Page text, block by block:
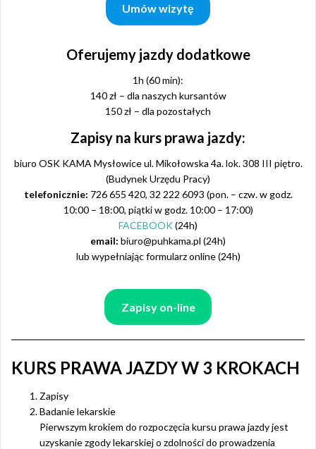
Umów wizytę
Oferujemy jazdy dodatkowe
1h (60 min):
140 zł – dla naszych kursantów
150 zł – dla pozostałych
Zapisy na kurs prawa jazdy:
biuro OSK KAMA Mysłowice ul. Mikołowska 4a. lok. 308 III piętro.
(Budynek Urzędu Pracy)
telefonicznie: 726 655 420, 32 222 6093 (pon. – czw. w godz.
10:00 – 18:00, piątki w godz. 10:00 – 17:00)
FACEBOOK(24h)
email: biuro@puhkama.pl (24h)
lub wypełniając formularz online (24h)
Zapisy on-line
KURS PRAWA JAZDY W 3 KROKACH
Zapisy
Badanie lekarskie
Pierwszym krokiem do rozpoczęcia kursu prawa jazdy jest
uzyskanie zgody lekarskiej o zdolności do prowadzenia